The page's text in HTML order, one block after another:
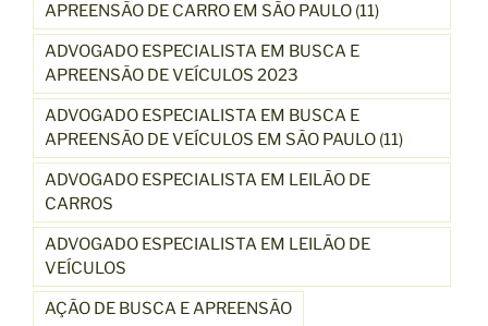
APREENSÃO DE CARRO EM SÃO PAULO (11)
ADVOGADO ESPECIALISTA EM BUSCA E
APREENSÃO DE VEÍCULOS 2023
ADVOGADO ESPECIALISTA EM BUSCA E
APREENSÃO DE VEÍCULOS EM SÃO PAULO (11)
ADVOGADO ESPECIALISTA EM LEILÃO DE
CARROS
ADVOGADO ESPECIALISTA EM LEILÃO DE
VEÍCULOS
AÇÃO DE BUSCA E APREENSÃO